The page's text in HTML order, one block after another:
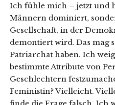
Ich fühle mich – jetzt und
Männern dominiert,
Gesellschaft, in der
demontiert wird. Das mag
Patriarchat haben. Ich
bestimmte Attribute von
Geschlechtern
Feministin? Vielleicht.